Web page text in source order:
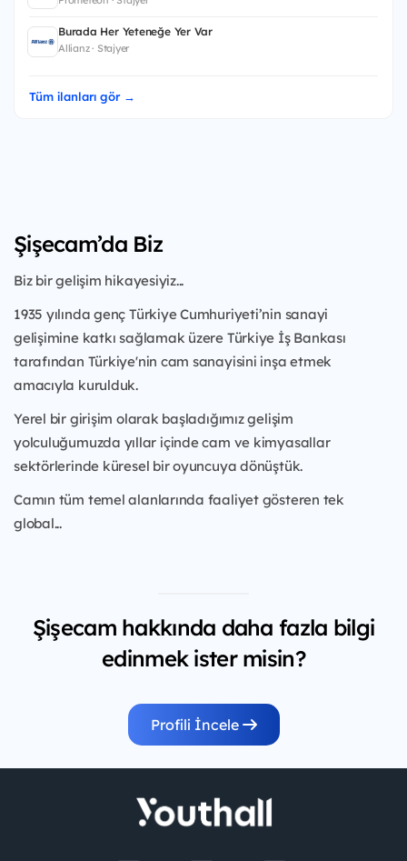
Burada Her Yeteneğe Yer Var
Allianz · Stajyer
Tüm ilanları gör →
Şişecam’da Biz
Biz bir gelişim hikayesiyiz...
1935 yılında genç Türkiye Cumhuriyeti’nin sanayi
gelişimine katkı sağlamak üzere Türkiye İş Bankası
tarafından Türkiye'nin cam sanayisini inşa etmek
amacıyla kurulduk.
Yerel bir girişim olarak başladığımız gelişim
yolculuğumuzda yıllar içinde cam ve kimyasallar
sektörlerinde küresel bir oyuncuya dönüştük.
Camın tüm temel alanlarında faaliyet gösteren tek
global...
Şişecam hakkında daha fazla bilgi
edinmek ister misin?
Profili İncele